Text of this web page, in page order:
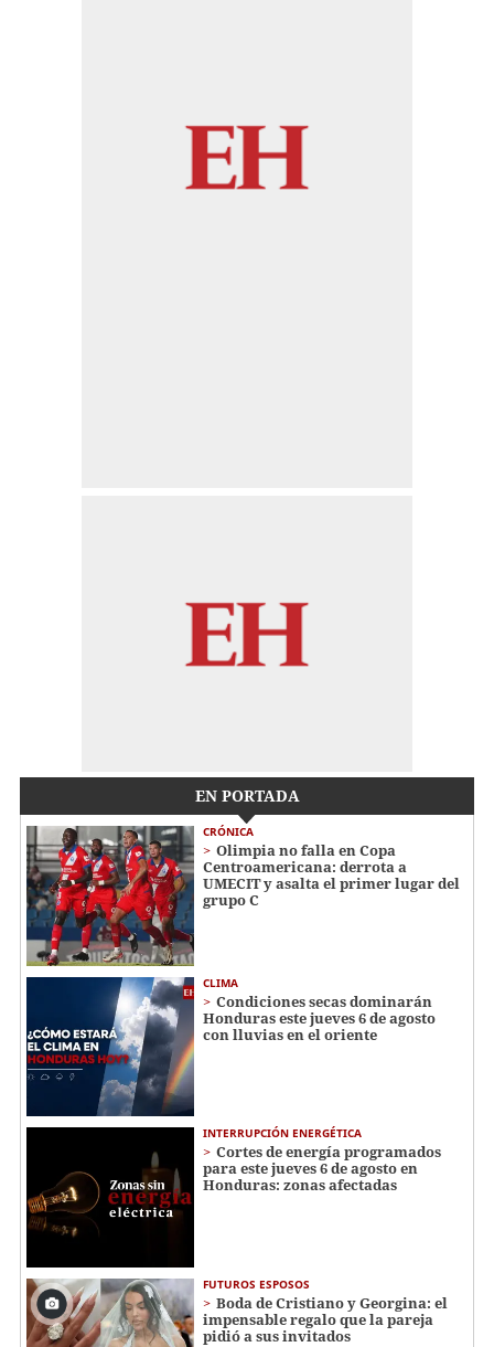
EN PORTADA
CRÓNICA
Olimpia no falla en Copa
Centroamericana: derrota a
UMECIT y asalta el primer lugar del
grupo C
CLIMA
Condiciones secas dominarán
Honduras este jueves 6 de agosto
con lluvias en el oriente
INTERRUPCIÓN ENERGÉTICA
Cortes de energía programados
para este jueves 6 de agosto en
Honduras: zonas afectadas
FUTUROS ESPOSOS
Boda de Cristiano y Georgina: el
impensable regalo que la pareja
pidió a sus invitados